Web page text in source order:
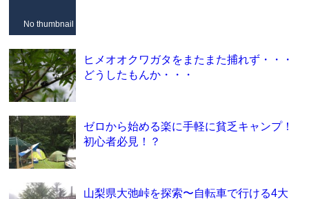
No thumbnail
ヒメオオクワガタをまたまた捕れず・・・
どうしたもんか・・・
ゼロから始める楽に手軽に貧乏キャンプ！
初心者必見！？
山梨県大弛峠を探索〜自転車で行ける4大